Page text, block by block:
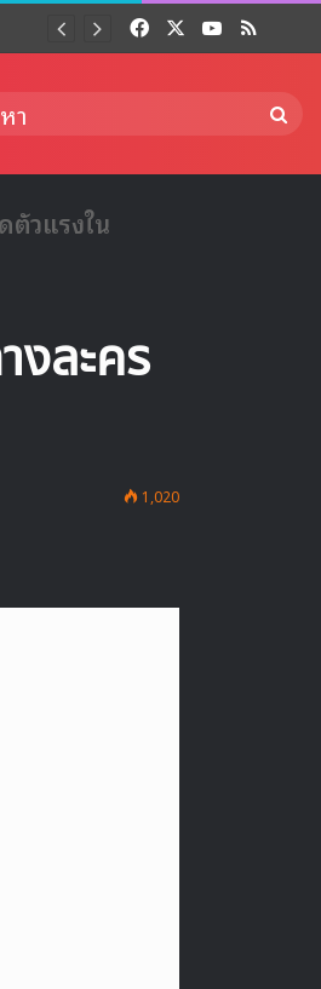
FacebookYouTube
RSS
ตัวแรงใน
งละคร
1,020